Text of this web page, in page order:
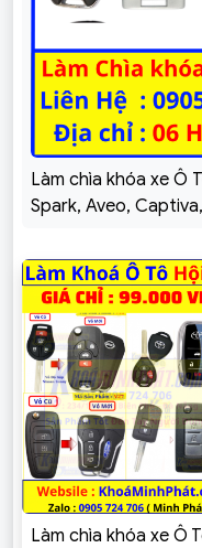
Làm chìa khóa xe Ô
Spark, Aveo,
Làm chìa khóa xe Ô